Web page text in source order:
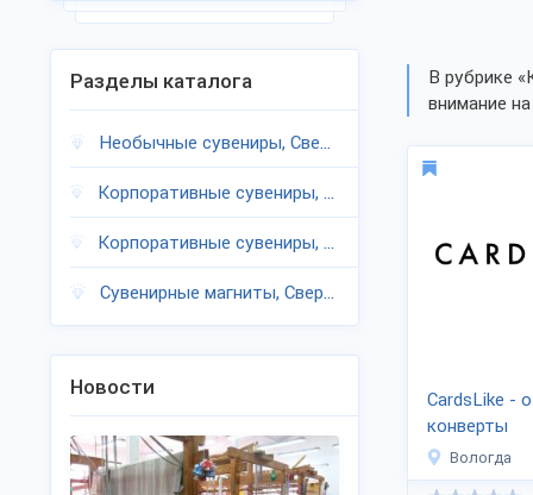
В рубрике
внимание
CardsLike -
конверты
Вологда
Разделы каталога
Необычные сувениры, Свердловская область
Корпоративные сувениры, Свердловская область
Корпоративные сувениры, Свердловская область
Сувенирные магниты, Свердловская область
Новости